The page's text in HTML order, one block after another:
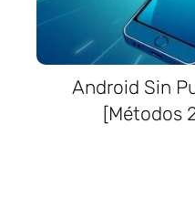
Android Sin
[Métodos